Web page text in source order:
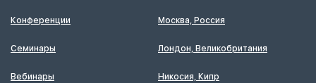
Конференции
Семинары
Вебинары
Москва, Россия
Лондон, Великобритания
Никосия, Кипр